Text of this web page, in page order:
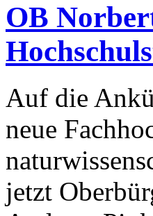
OB
Auf die
neue
jetzt